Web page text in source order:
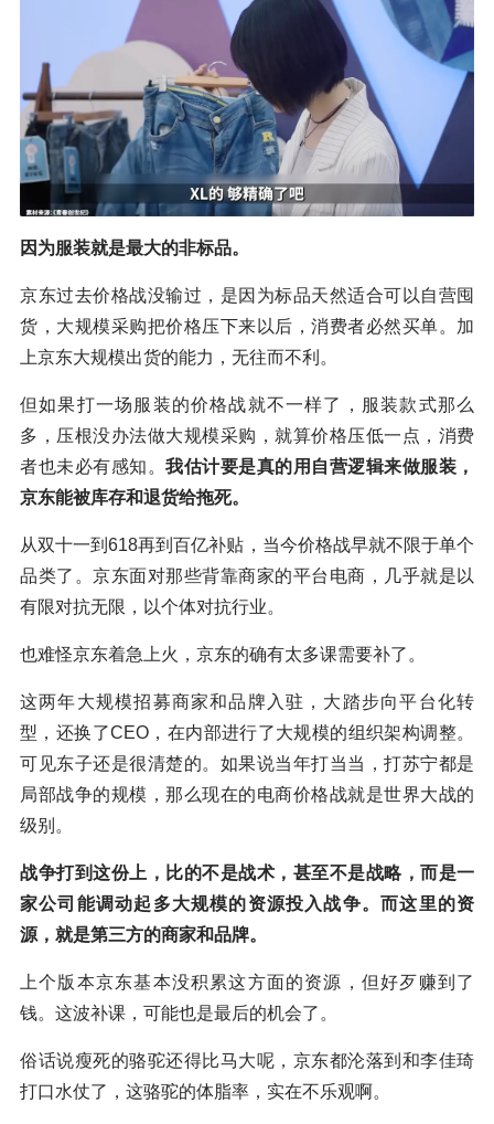
因为服装就是最大的非标品。
京东过去价格战没输过，是因为标品天然适合可以自营囤
货，大规模采购把价格压下来以后，消费者必然买单。加
上京东大规模出货的能力，无往而不利。
但如果打一场服装的价格战就不一样了，服装款式那么
多，压根没办法做大规模采购，就算价格压低一点，消费
者也未必有感知。 我估计要是真的用自营逻辑来做服装，
京东能被库存和退货给拖死。
从双十一到618再到百亿补贴，当今价格战早就不限于单个
品类了。京东面对那些背靠商家的平台电商，几乎就是以
有限对抗无限，以个体对抗行业。
也难怪京东着急上火，京东的确有太多课需要补了。
这两年大规模招募商家和品牌入驻，大踏步向平台化转
型，还换了CEO，在内部进行了大规模的组织架构调整。
可见东子还是很清楚的。如果说当年打当当，打苏宁都是
局部战争的规模，那么现在的电商价格战就是世界大战的
级别。
战争打到这份上，比的不是战术，甚至不是战略，而是一
家公司能调动起多大规模的资源投入战争。而这里的资
源，就是第三方的商家和品牌。
上个版本京东基本没积累这方面的资源，但好歹赚到了
钱。这波补课，可能也是最后的机会了。
俗话说瘦死的骆驼还得比马大呢，京东都沦落到和李佳琦
打口水仗了，这骆驼的体脂率，实在不乐观啊。